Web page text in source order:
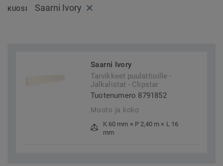
KUOSI Saarni Ivory
Saarni Ivory
Tarvikkeet puulattioille -
Jalkalistat - Clipstar
Tuotenumero 8791852
Muoto ja koko
K 60 mm × P 2,40 m × L 16
mm